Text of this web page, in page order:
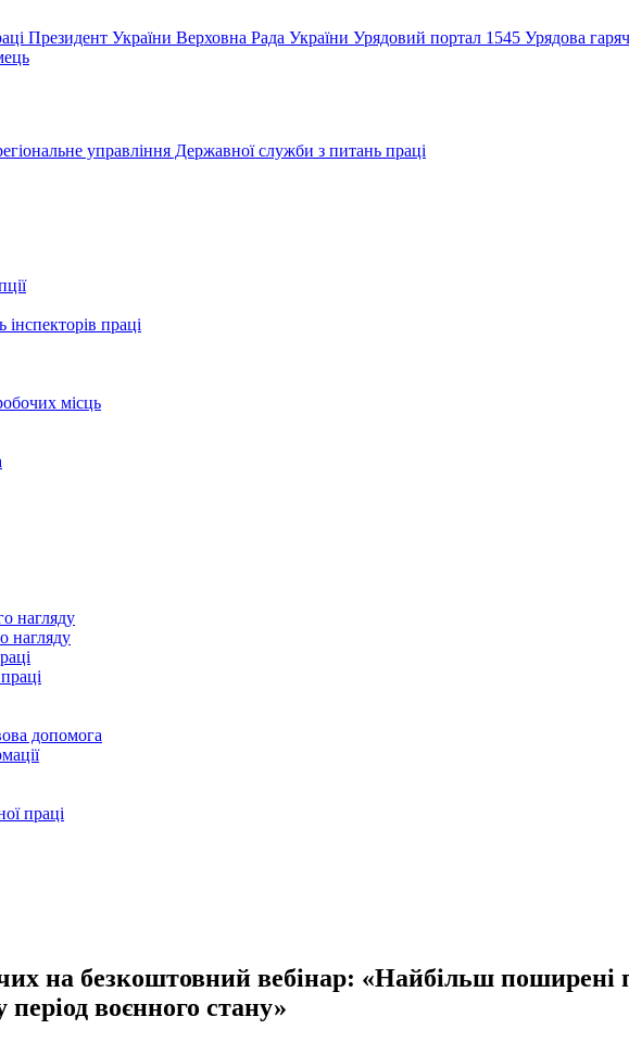
Президент України Верховна Рада України Урядовий портал 1545 Урядова
управління Державної служби з питань праці
інспекторів праці
місць
нагляду
нагляду
допомога
праці
на безкоштовний вебінар: «Найбільш поширені
воєнного стану»